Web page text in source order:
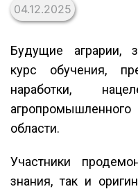
04.12.2025
Будущие аграрии,
курс обучения,
наработки,
области.
Участники
знания, так и